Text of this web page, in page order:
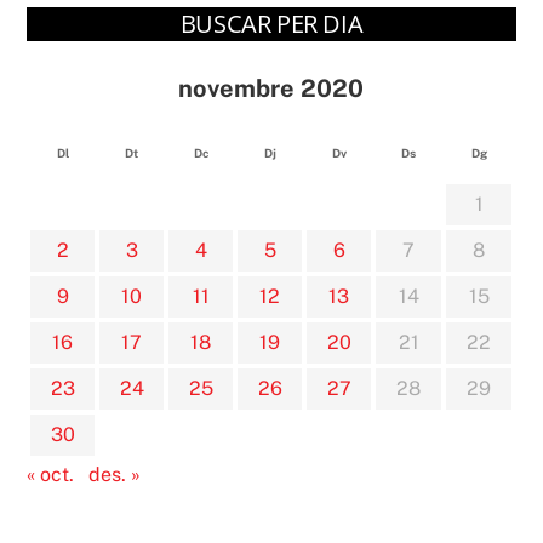
BUSCAR PER DIA
novembre 2020
Dl Dt Dc Dj Dv Ds Dg
1
2
3 4 5 6 7
8
9
10 11 12 13 14
15
16
17 18 19 20 21
22
23
24 25 26 27 28
29
30
« oct.
des. »